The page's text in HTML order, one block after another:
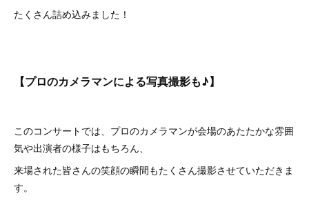
たくさん詰め込みました！
【プロのカメラマンによる写真撮影も♪】
このコンサートでは、プロのカメラマンが会場のあたたかな雰囲
気や出演者の様子はもちろん、
来場された皆さんの笑顔の瞬間もたくさん撮影させていただきま
す。